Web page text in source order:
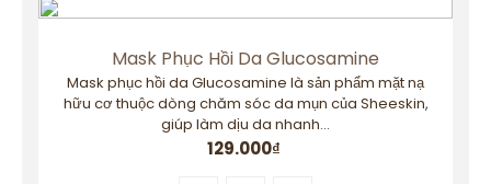
Mask Phục Hồi Da Glucosamine
Mask phục hồi da Glucosamine là sản phẩm mặt nạ
hữu cơ thuộc dòng chăm sóc da mụn của Sheeskin,
giúp làm dịu da nhanh...
129.000₫